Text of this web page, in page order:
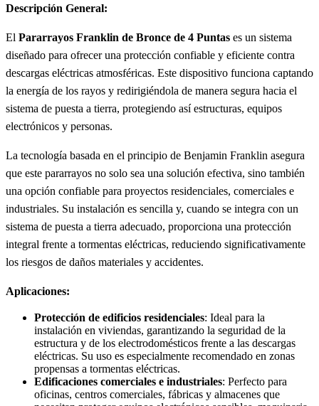
Descripción General:
El Pararrayos Franklin de Bronce de 4 Puntas es un sistema
diseñado para ofrecer una protección confiable y eficiente contra
descargas eléctricas atmosféricas. Este dispositivo funciona captando
la energía de los rayos y redirigiéndola de manera segura hacia el
sistema de puesta a tierra, protegiendo así estructuras, equipos
electrónicos y personas.
La tecnología basada en el principio de Benjamin Franklin asegura
que este pararrayos no solo sea una solución efectiva, sino también
una opción confiable para proyectos residenciales, comerciales e
industriales. Su instalación es sencilla y, cuando se integra con un
sistema de puesta a tierra adecuado, proporciona una protección
integral frente a tormentas eléctricas, reduciendo significativamente
los riesgos de daños materiales y accidentes.
Aplicaciones:
Protección de edificios residenciales: Ideal para la
instalación en viviendas, garantizando la seguridad de la
estructura y de los electrodomésticos frente a las descargas
eléctricas. Su uso es especialmente recomendado en zonas
propensas a tormentas eléctricas.
Edificaciones comerciales e industriales: Perfecto para
oficinas, centros comerciales, fábricas y almacenes que